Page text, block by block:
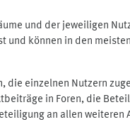
und der jeweiligen
können in den
einzelnen Nutzern
in Foren, die
an allen